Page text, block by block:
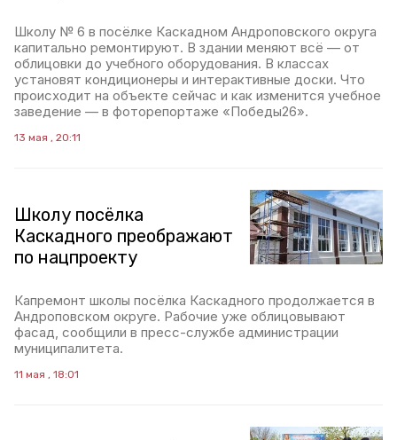
Школу № 6 в посёлке Каскадном Андроповского округа
капитально ремонтируют. В здании меняют всё — от
облицовки до учебного оборудования. В классах
установят кондиционеры и интерактивные доски. Что
происходит на объекте сейчас и как изменится учебное
заведение — в фоторепортаже «Победы26».
13 мая , 20:11
Школу посёлка
Каскадного преображают
по нацпроекту
Капремонт школы посёлка Каскадного продолжается в
Андроповском округе. Рабочие уже облицовывают
фасад, сообщили в пресс-службе администрации
муниципалитета.
11 мая , 18:01